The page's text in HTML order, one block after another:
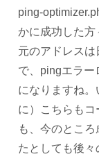
ping-
かに成功した
元のアドレス
で、pingエラー
になりますね
に）こちらも
も、今のとこ
たとしても後